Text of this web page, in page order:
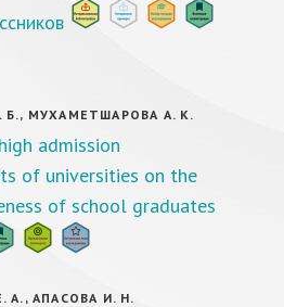
Б., МУХАМЕТШАРОВА А. К.
admission
of universities on the
of school graduates
А., АПАСОВА И. Н.